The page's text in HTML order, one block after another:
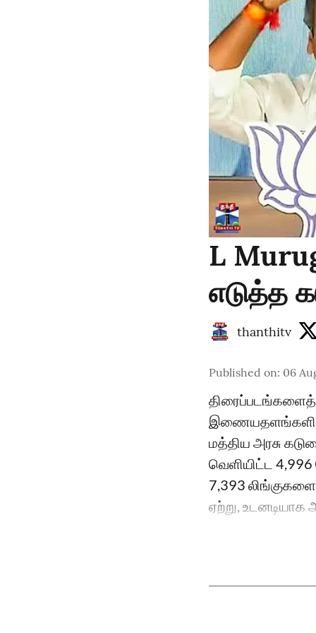
L
எடுத்த
thanthitv
Published on: 06
திரைப்படங்களைத்
இணையதளங்களில்
மத்திய அரசு
வெளியிட்ட
7,393 லிங்குகளை
ஏற்று, உடனடியாக